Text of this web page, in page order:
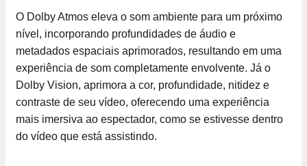
O Dolby Atmos eleva o som ambiente para um próximo
nível, incorporando profundidades de áudio e
metadados espaciais aprimorados, resultando em uma
experiência de som completamente envolvente. Já o
Dolby Vision, aprimora a cor, profundidade, nitidez e
contraste de seu vídeo, oferecendo uma experiência
mais imersiva ao espectador, como se estivesse dentro
do vídeo que está assistindo.